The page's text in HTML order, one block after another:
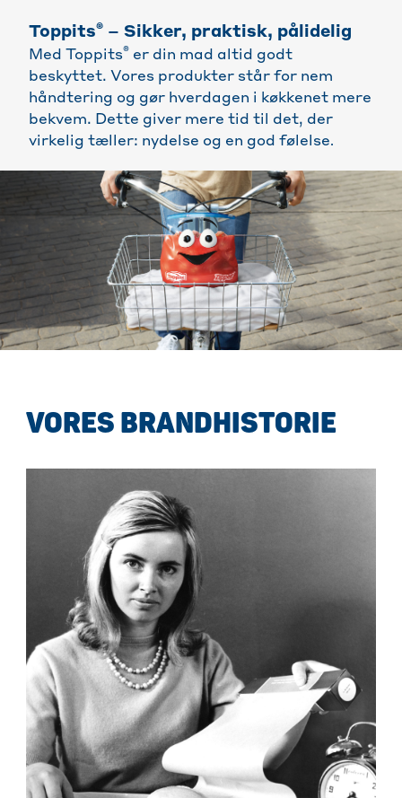
Toppits® – Sikker, praktisk, pålidelig
Med Toppits® er din mad altid godt
beskyttet. Vores produkter står for nem
håndtering og gør hverdagen i køkkenet mere
bekvem. Dette giver mere tid til det, der
virkelig tæller: nydelse og en god følelse.
VORES BRANDHISTORIE